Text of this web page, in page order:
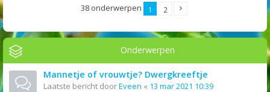
38 onderwerpen 1 2
Onderwerpen
Mannetje of vrouwtje? Dwergkreeftje
Laatste bericht doorEveen « 13 mar 2021 10:39